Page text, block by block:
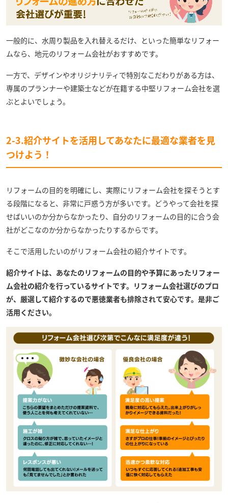
一般的に、水周り製品を入れ替えるだけ、といった簡単なリフォー
ムなら、地元のリフォーム会社がおすすめです。
一方で、デザインやオリジナリティで特別なこだわりがある方は、
専属のプランナーや建築士などが在籍する中堅リフォーム会社を選
ぶとよいでしょう。
2-3.紹介サイトを活用してあなたに最適な業者を見
つけよう！
リフォームの目的を明確にし、実際にリフォーム会社を探そうとす
る段階になると、非常に戸惑う方が多いです。どうやって会社を探
せばいいのか分からなかったり、自分のリフォームの目的に合う会
社がどこなのか分からなかったりするからです。
そこで活用したいのがリフォーム会社の紹介サイトです。
紹介サイトは、あなたのリフォームの目的や予算にあったリフォー
ム会社の紹介を行っているサイトです。リフォーム会社選びのプロ
が、厳選して紹介するので悪徳業者も排除されて安心です。是非ご
活用ください。